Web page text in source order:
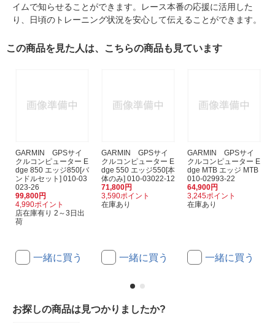
イムで知らせることができます。レース本番の応援に活用した
り、日頃のトレーニング状況を安心して伝えることができます。
この商品を見た人は、こちらの商品も見ています
GARMIN GPSサイ
クルコンピューター E
dge 850 エッジ850[バ
ンドルセット] 010-03
023-26
99,800円
4,990ポイント
店在庫有り 2～3日出
荷
一緒に買う
GARMIN GPSサイ
クルコンピューター E
dge 550 エッジ550[本
体のみ] 010-03022-12
71,800円
3,590ポイント
在庫あり
一緒に買う
GARMIN GPSサイ
クルコンピューター E
dge MTB エッジ MTB
010-02993-22
64,900円
3,245ポイント
在庫あり
一緒に買う
お探しの商品は見つかりましたか?